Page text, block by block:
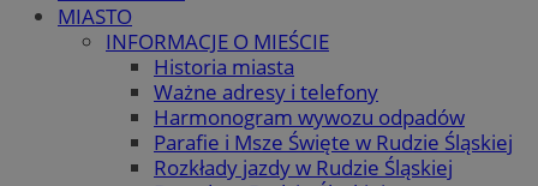
MIASTO
INFORMACJE O MIEŚCIE
Historia miasta
Ważne adresy i telefony
Harmonogram wywozu odpadów
Parafie i Msze Święte w Rudzie Śląskiej
Rozkłady jazdy w Rudzie Śląskiej